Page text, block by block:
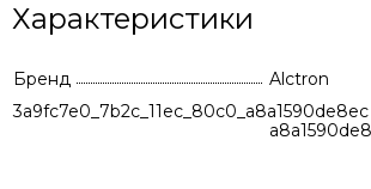
Характеристики
Бренд
Alctron
3a9fc7e0_7b2c_11ec_80c0_a8a1590de8ec
53a88dc3-